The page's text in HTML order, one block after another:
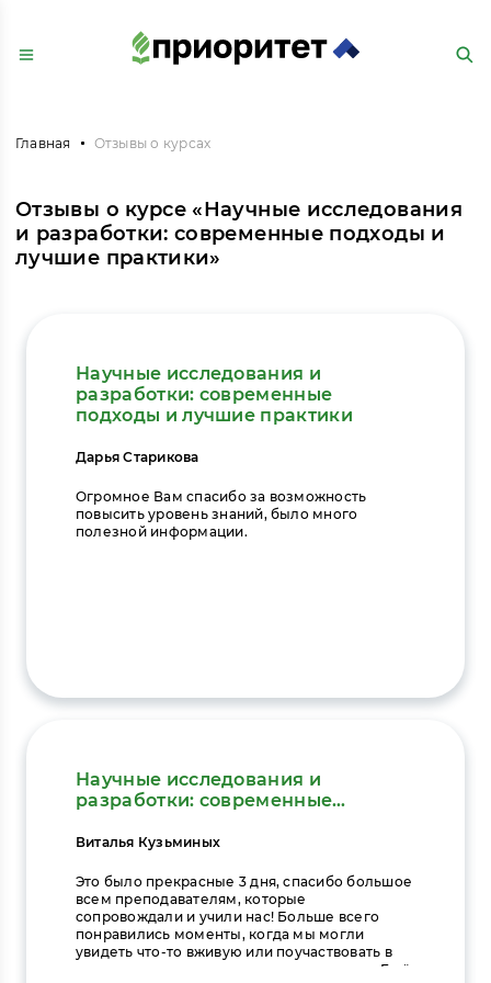
Главная Отзывы о курсах
Отзывы о курсе «Научные исследования
и разработки: современные подходы и
лучшие практики»
Научные исследования и
разработки: современные
подходы и лучшие практики
Дарья Старикова
Огромное Вам спасибо за возможность
повысить уровень знаний, было много
полезной информации.
Научные исследования и
разработки: современные
Виталья Кузьминых
Это было прекрасные 3 дня, спасибо большое
всем преподавателям, которые
сопровождали и учили нас! Больше всего
понравились моменты, когда мы могли
увидеть что-то вживую или поучаствовать в
процессе сами, так лучше запоминалось. Ещё